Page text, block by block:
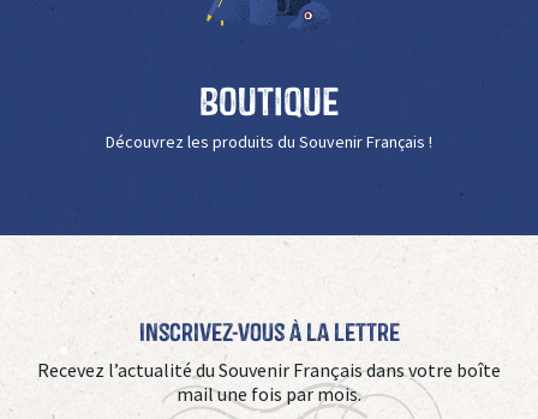
Boutique
Découvrez les produits du Souvenir Français !
Inscrivez-vous à La Lettre
Recevez l’actualité du Souvenir Français dans votre boîte
mail une fois par mois.